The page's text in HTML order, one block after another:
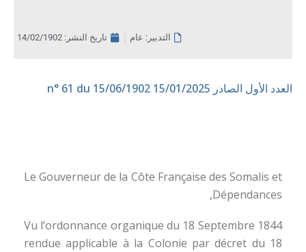
التدبير: عام تاريخ النشر: 14/02/1902
العدد الأول الصادر 15/01/2025
Le Gouverneur de la Côte Française des Somalis et
Dépendances,
Vu l’ordonnance organique du 18 Septembre 1844
rendue applicable à la Colonie par décret du 18